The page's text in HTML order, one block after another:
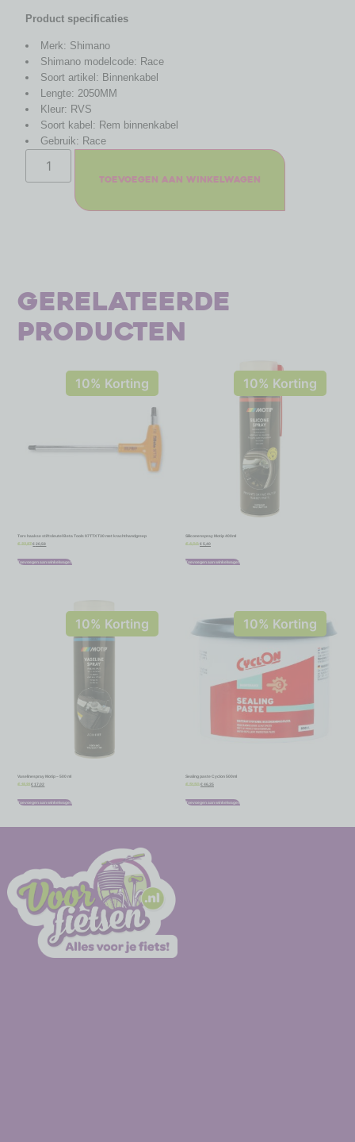
Product specificaties
Merk: Shimano
Shimano modelcode: Race
Soort artikel: Binnenkabel
Lengte: 2050MM
Kleur: RVS
Soort kabel: Rem binnenkabel
Gebruik: Race
Toevoegen aan winkelwagen
Gerelateerde
producten
10% Korting
Torx haakse stiftsleutel Beta Tools 97TTX T30 met krachthandgreep
€ 22,87 € 20,58
Toevoegen aan winkelwagen
10% Korting
Siliconenspray Motip 400ml
€ 6,00 € 5,40
Toevoegen aan winkelwagen
10% Korting
Vaselinespray Motip – 500 ml
€ 18,91 € 17,02
Toevoegen aan winkelwagen
10% Korting
Sealing paste Cyclon 500ml
€ 51,50 € 46,35
Toevoegen aan winkelwagen